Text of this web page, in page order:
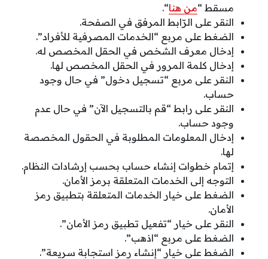
مسقط “من هنا“.
النقر على الرّابط المرفق في الصفحة.
الضغط على مربع “الخدمات المصرفية للأفراد”.
إدخال معرف الشخص في الحقل المخصص له.
إدخال كلمة المرور في الحقل المخصص لها.
النقر على مربع “تسجيل دخول” في حال وجود
حساب.
النقر على رابط “قم بالتسجيل الآن” في حال عدم
وجود حساب.
إدخال المعلومات المطلوبة في الحقول المخصصة
لها.
إتمام خطوات إنشاء حساب بحسب إرشادات النظام.
التوجه إلى الخدمات المتعلقة برمز الأمان.
الضغط على خيار الخدمات المتعلقة بتطبيق رمز
الأمان.
النقر على خيار “تفعيل تطبيق رمز الأمان”.
الضغط على مربع “اذهب”.
الضغط على خيار “إنشاء رمز استجابة سريعة”.